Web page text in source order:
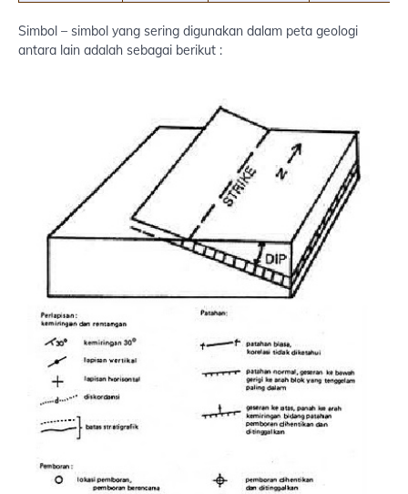
Simbol – simbol yang sering digunakan dalam peta geologi
antara lain adalah sebagai berikut :